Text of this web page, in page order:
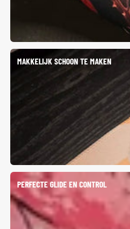
MAKKELIJK SCHOON TE MAKEN
PERFECTE GLIDE EN CONTROL